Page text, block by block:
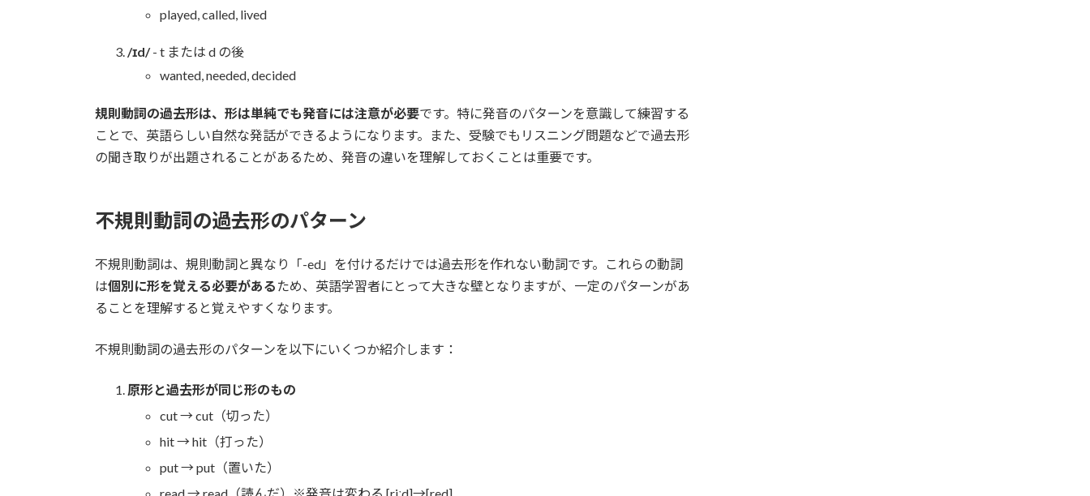
played, called, lived
/ɪd/- t または d の後
wanted, needed, decided
規則動詞の過去形は、形は単純でも発音には注意が必要です。特に発音のパターンを意識して練習する
ことで、英語らしい自然な発話ができるようになります。また、受験でもリスニング問題などで過去形
の聞き取りが出題されることがあるため、発音の違いを理解しておくことは重要です。
不規則動詞の過去形のパターン
不規則動詞は、規則動詞と異なり「-ed」を付けるだけでは過去形を作れない動詞です。これらの動詞
は個別に形を覚える必要がある ため、英語学習者にとって大きな壁となりますが、一定のパターンがあ
ることを理解すると覚えやすくなります。
不規則動詞の過去形のパターンを以下にいくつか紹介します：
原形と過去形が同じ形のもの
cut → cut（切った）
hit → hit（打った）
put → put（置いた）